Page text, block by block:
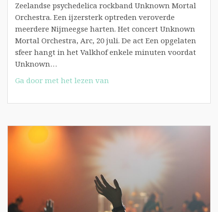
Zeelandse psychedelica rockband Unknown Mortal
Orchestra. Een ijzersterk optreden veroverde
meerdere Nijmeegse harten. Het concert Unknown
Mortal Orchestra, Arc, 20 juli. De act Een opgelaten
sfeer hangt in het Valkhof enkele minuten voordat
Unknown…
Ga door met het lezen van
Mortal
betovert
Nijmegen